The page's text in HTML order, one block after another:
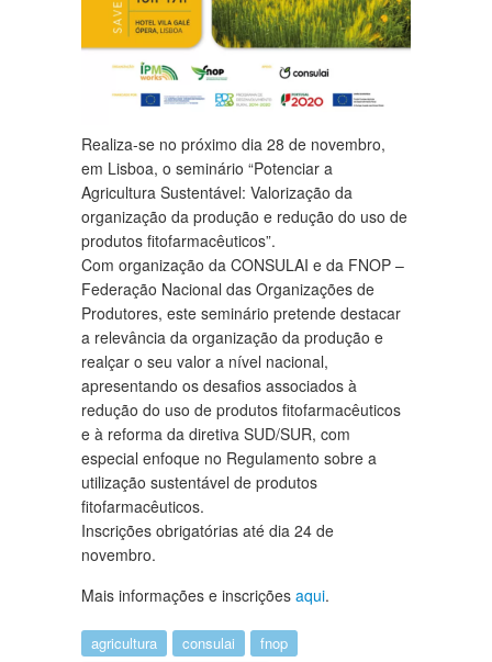
Realiza-se no próximo dia 28 de novembro,
em Lisboa, o seminário “Potenciar a
Agricultura Sustentável: Valorização da
organização da produção e redução do uso de
produtos fitofarmacêuticos”.
Com organização da CONSULAI e da FNOP –
Federação Nacional das Organizações de
Produtores, este seminário pretende destacar
a relevância da organização da produção e
realçar o seu valor a nível nacional,
apresentando os desafios associados à
redução do uso de produtos fitofarmacêuticos
e à reforma da diretiva SUD/SUR, com
especial enfoque no Regulamento sobre a
utilização sustentável de produtos
fitofarmacêuticos.
Inscrições obrigatórias até dia 24 de
novembro.
Mais informações e inscrições aqui.
agricultura consulai
fnop